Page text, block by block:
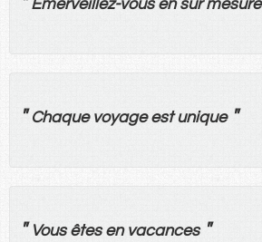
Émerveillez-vous en sur mesure
" Chaque voyage est unique "
" Vous êtes en vacances "